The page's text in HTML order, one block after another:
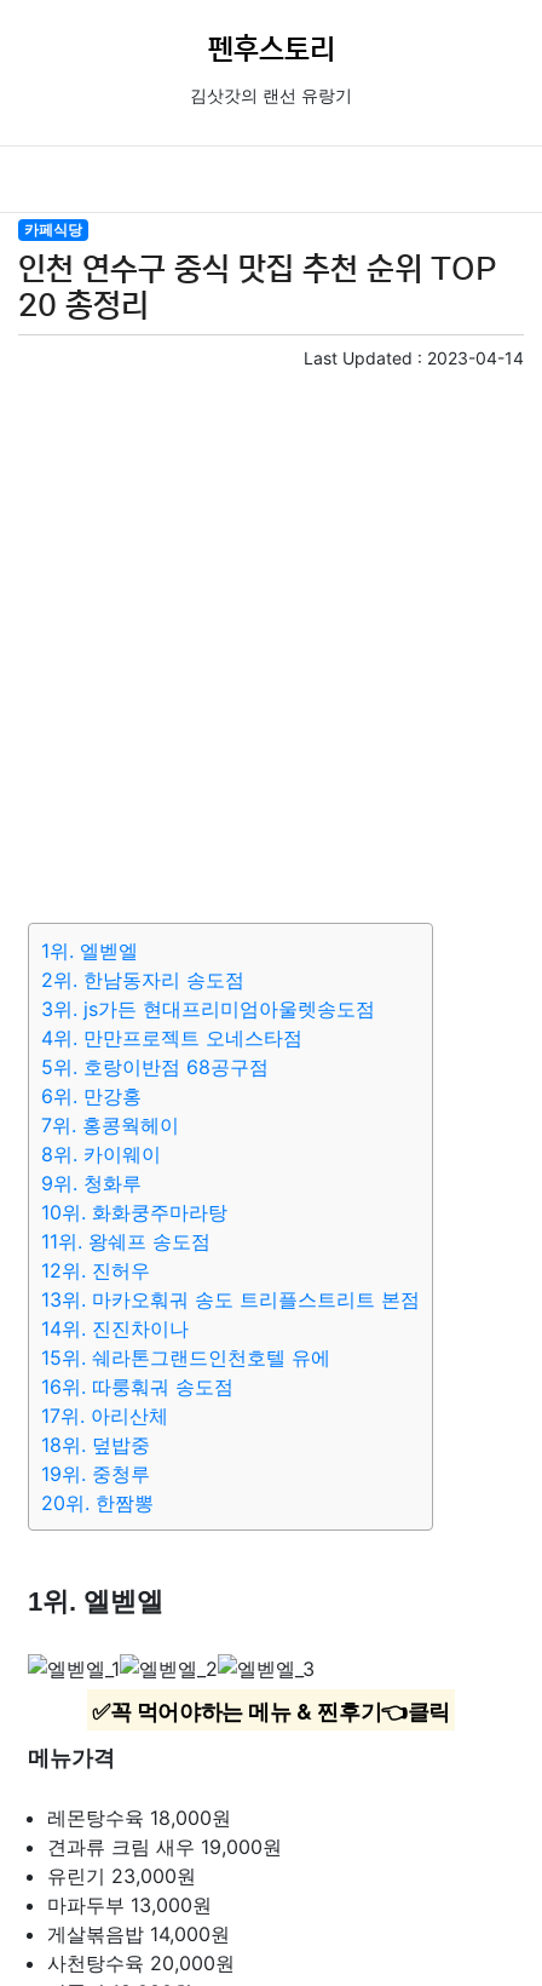
펜후스토리
김삿갓의 랜선 유랑기
카페식당
인천 연수구 중식 맛집 추천 순위 TOP
20 총정리
Last Updated : 2023-04-14
1위. 엘벧엘
2위. 한남동자리 송도점
3위. js가든 현대프리미엄아울렛송도점
4위. 만만프로젝트 오네스타점
5위. 호랑이반점 68공구점
6위. 만강홍
7위. 홍콩웍헤이
8위. 카이웨이
9위. 청화루
10위. 화화쿵주마라탕
11위. 왕쉐프 송도점
12위. 진허우
13위. 마카오훠궈 송도 트리플스트리트 본점
14위. 진진차이나
15위. 쉐라톤그랜드인천호텔 유에
16위. 따룽훠궈 송도점
17위. 아리산체
18위. 덮밥중
19위. 중청루
20위. 한짬뽕
1위. 엘벧엘
✅꼭 먹어야하는 메뉴 & 찐후기👈클릭
메뉴가격
레몬탕수육 18,000원
견과류 크림 새우 19,000원
유린기 23,000원
마파두부 13,000원
게살볶음밥 14,000원
사천탕수육 20,000원